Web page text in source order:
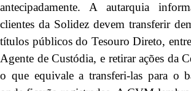
antecipadamente. A autarquia
clientes da Solidez devem transferir
títulos públicos do Tesouro Direto,
Agente de Custódia, e retirar ações da
o que equivale a transferi-las para o